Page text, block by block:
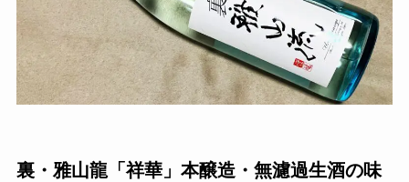
裏・雅山龍「祥華」本醸造・無濾過生酒の味